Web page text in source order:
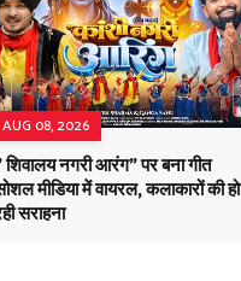
AUG 08, 2026
नगरी आरंग" पर बना गीत
मीडिया में वायरल, कलाकारों की हो
सराहना